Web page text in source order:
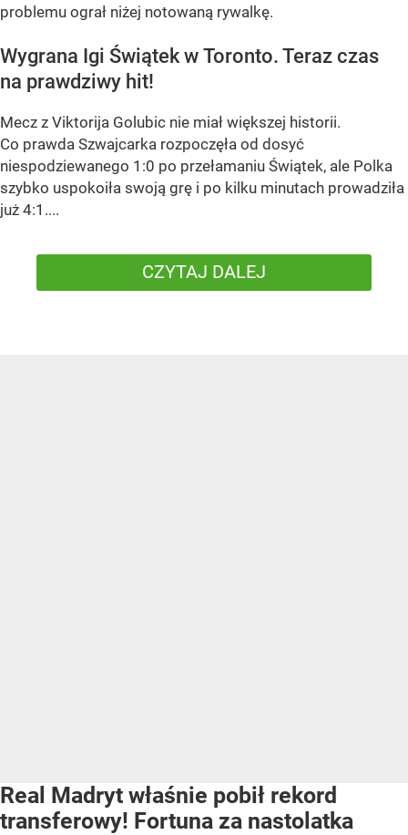
problemu ograł niżej notowaną rywalkę.
Wygrana Igi Świątek w Toronto. Teraz czas
na prawdziwy hit!
Mecz z Viktorija Golubic nie miał większej historii.
Co prawda Szwajcarka rozpoczęła od dosyć
niespodziewanego 1:0 po przełamaniu Świątek, ale Polka
szybko uspokoiła swoją grę i po kilku minutach prowadziła
już 4:1....
CZYTAJ DALEJ
Real Madryt właśnie pobił rekord
transferowy! Fortuna za nastolatka